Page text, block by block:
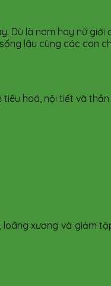
Dù là nam hay nữ giới
lâu cùng các con
hoá, nội tiết và thần
loãng xương và giảm